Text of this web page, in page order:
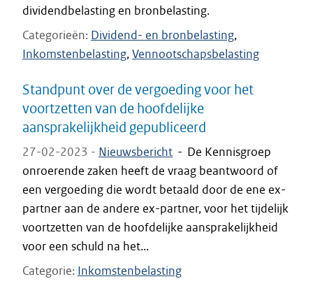
dividendbelasting en bronbelasting.
Categorieën Dividend- en bronbelasting
Inkomstenbelasting Vennootschapsbelasting
Standpunt over de vergoeding voor het
voortzetten van de hoofdelijke
aansprakelijkheid gepubliceerd
27-02-2023 - Nieuwsbericht - De Kennisgroep
onroerende zaken heeft de vraag beantwoord of
een vergoeding die wordt betaald door de ene ex-
partner aan de andere ex-partner, voor het tijdelijk
voortzetten van de hoofdelijke aansprakelijkheid
voor een schuld na het...
Categorie Inkomstenbelasting